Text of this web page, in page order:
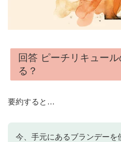
回答 ピーチリキュー
る？
要約すると…
今、手元にあるブランデーを